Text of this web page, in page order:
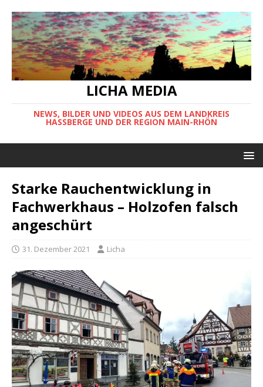
LICHA MEDIA
NEWS, BILDER UND VIDEOS AUS DEM LANDKREIS
HASSBERGE UND DER REGION MAIN-RHÖN
Starke Rauchentwicklung in
Fachwerkhaus – Holzofen falsch
angeschürt
31. Dezember 2021 Licha